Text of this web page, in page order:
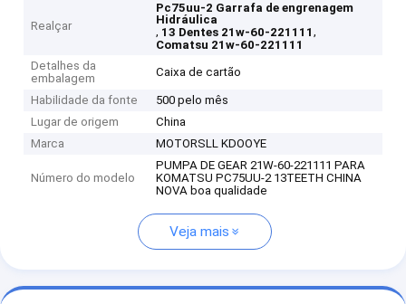
Realçar
Pc75uu-2 Garrafa de engrenagem
Hidráulica
, 13 Dentes 21w-60-221111,
Comatsu 21w-60-221111
Detalhes da
embalagem
Caixa de cartão
Habilidade da fonte
500 pelo mês
Lugar de origem
China
Marca
MOTORSLL KDOOYE
Número do modelo
PUMPA DE GEAR 21W-60-221111 PARA
KOMATSU PC75UU-2 13TEETH CHINA
NOVA boa qualidade
Veja mais